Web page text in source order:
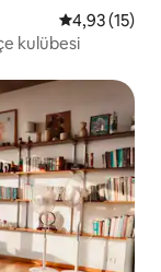
5 üzerinden
4,93 (15)
kulübesi